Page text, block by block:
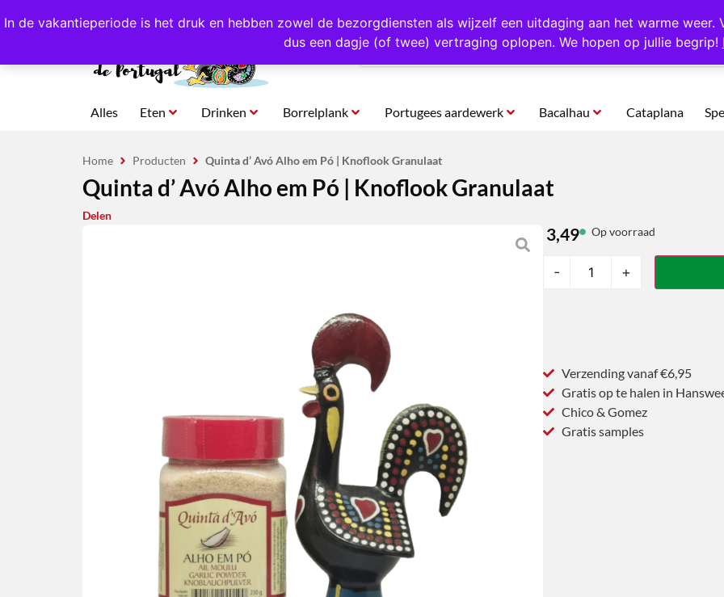
In de vakantieperiode is het druk en hebben zowel de bezorgdiensten als wijzelf een uitdaging aan het warme weer.
dus een dagje (of twee) vertraging oplopen. We hopen op jullie begrip!
4,8/5,0 sterren beoordeeld! Eigen import uit Portugal Altijd 1000 verschillende producten op voorraad Gratis
Alles Eten Drinken Borrelplank Portugees aardewerk Bacalhau Cataplana
Home Producten Quinta d’ Avó Alho em Pó | Knoflook Granulaat
Quinta d’ Avó Alho em Pó | Knoflook Granulaat
Delen
3,49 Op voorraad
- +
Verzending vanaf €6,95
Gratis op te halen in
Chico & Gomez
Gratis samples